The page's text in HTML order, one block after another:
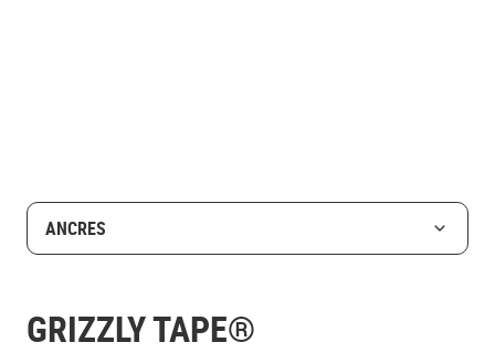
ANCRES
GRIZZLY TAPE®